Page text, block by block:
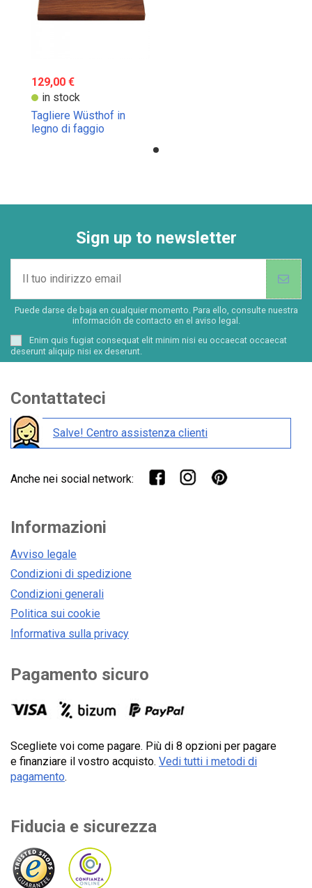
129,00 €
in stock
Tagliere Wüsthof in
legno di faggio
Sign up to newsletter
Puede darse de baja en cualquier momento. Para ello, consulte nuestra
información de contacto en el aviso legal.
Enim quis fugiat consequat elit minim nisi eu occaecat occaecat
deserunt aliquip nisi ex deserunt.
Contattateci
Salve! Centro assistenza clienti
Anche nei social network:
Informazioni
Avviso legale
Condizioni di spedizione
Condizioni generali
Politica sui cookie
Informativa sulla privacy
Pagamento sicuro
Scegliete voi come pagare. Più di 8 opzioni per pagare
e finanziare il vostro acquisto. Vedi tutti i metodi di
pagamento.
Fiducia e sicurezza